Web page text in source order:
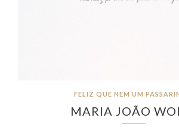
FELIZ QUE NEM UM
MARIA JOÃO